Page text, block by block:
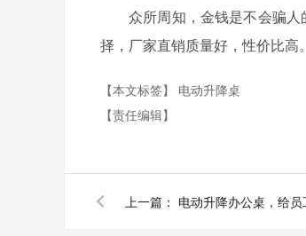
众所周知，金钱是不会骗
择，厂家直销质量好，性价比高。
【本文标签】 电动升降桌
【责任编辑】
上一篇： 电动升降办公桌，给